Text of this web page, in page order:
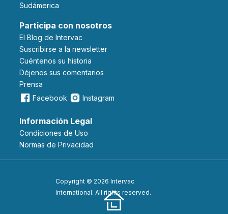
Sudámerica
Participa con nosotros
El Blog de Intervac
Suscribirse a la newsletter
Cuéntenos su historia
Déjenos sus comentarios
Prensa
Facebook
Instagram
Información Legal
Condiciones de Uso
Normas de Privacidad
Copyright © 2026 Intervac
International. All rights reserved.